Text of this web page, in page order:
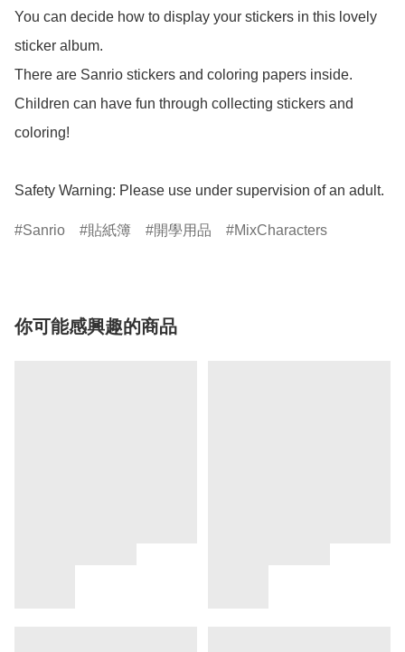
You can decide how to display your stickers in this lovely
sticker album.
There are Sanrio stickers and coloring papers inside.
Children can have fun through collecting stickers and
coloring!
Safety Warning: Please use under supervision of an adult.
Sanrio 貼紙簿 開學用品 MixCharacters
你可能感興趣的商品